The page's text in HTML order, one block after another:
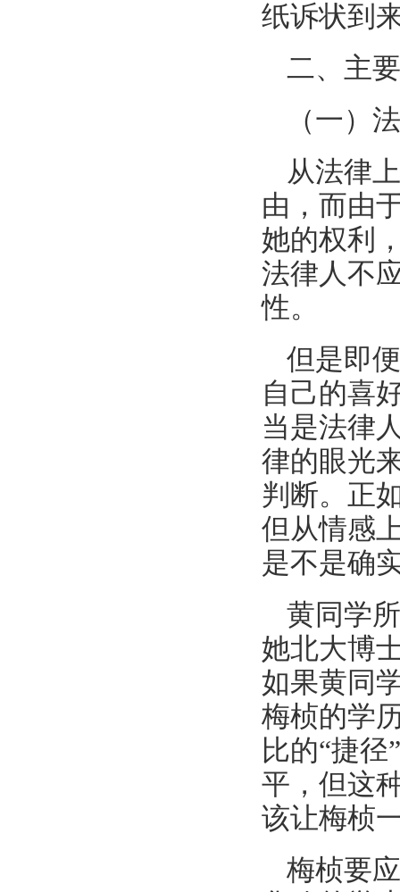
纸诉状到
二、主
（一）
从法律
由，而由
她的权利
法律人不
性。
但是即
自己的喜
当是法律
律的眼光
判断。正
但从情感
是不是确
黄同学
她北大博
如果黄同
梅桢的学
比的“捷
平，但这
该让梅桢
梅桢要